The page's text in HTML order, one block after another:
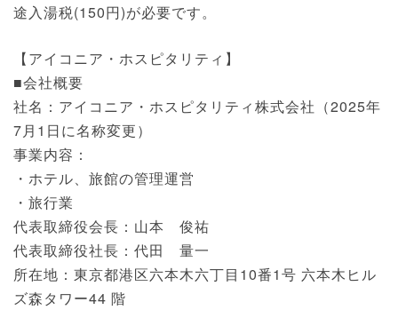
途入湯税(150円)が必要です。
【アイコニア・ホスピタリティ】
■会社概要
社名：アイコニア・ホスピタリティ株式会社（2025年
7月1日に名称変更）
事業内容：
・ホテル、旅館の管理運営
・旅行業
代表取締役会長：山本 俊祐
代表取締役社長：代田 量一
所在地：東京都港区六本木六丁目10番1号 六本木ヒル
ズ森タワー44 階